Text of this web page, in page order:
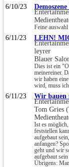
6/10/23 Demoszene
Feine
6/11/23 LEHN!
leyrer
Blauer
Dies ist ein
meinereiner.
wir haben
wird, muss
6/11/23 Wir bauen
Tom Gries
Ist es
feststellen
aufgebaut
anfangen?
geht und wir
aufgebaut
Übrigens: